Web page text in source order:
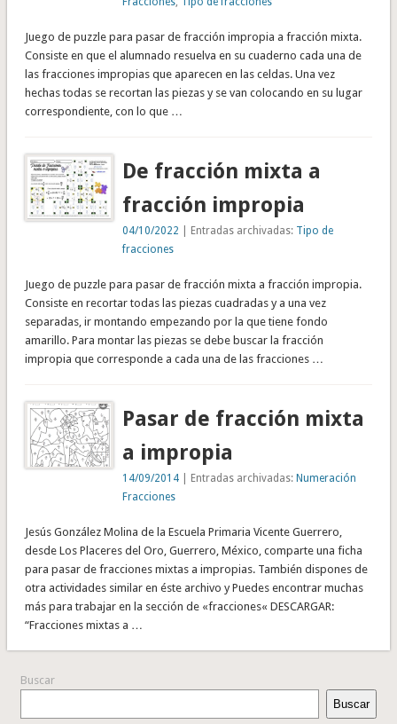
Juego de puzzle para pasar de fracción impropia a fracción mixta.
Consiste en que el alumnado resuelva en su cuaderno cada una de
las fracciones impropias que aparecen en las celdas. Una vez
hechas todas se recortan las piezas y se van colocando en su lugar
correspondiente, con lo que …
De fracción mixta a
fracción impropia
04/10/2022 | Entradas archivadas: Tipo de
fracciones
Juego de puzzle para pasar de fracción mixta a fracción impropia.
Consiste en recortar todas las piezas cuadradas y a una vez
separadas, ir montando empezando por la que tiene fondo
amarillo. Para montar las piezas se debe buscar la fracción
impropia que corresponde a cada una de las fracciones …
Pasar de fracción mixta
a impropia
14/09/2014 | Entradas archivadas:Numeración
Fracciones
Jesús González Molina de la Escuela Primaria Vicente Guerrero,
desde Los Placeres del Oro, Guerrero, México, comparte una ficha
para pasar de fracciones mixtas a impropias. También dispones de
otra actividades similar en éste archivo y Puedes encontrar muchas
más para trabajar en la sección de «fracciones« DESCARGAR:
“Fracciones mixtas a …
Buscar
Buscar